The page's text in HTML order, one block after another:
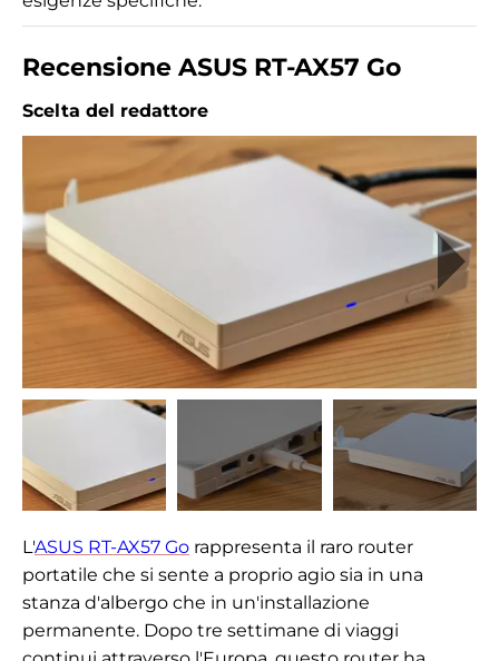
Recensione ASUS RT-AX57 Go
Scelta del redattore
L'ASUS RT-AX57 Go rappresenta il raro router
portatile che si sente a proprio agio sia in una
stanza d'albergo che in un'installazione
permanente. Dopo tre settimane di viaggi